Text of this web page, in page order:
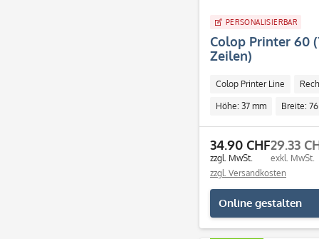
PERSONALISIERBAR
Colop Printer 60
Zeilen)
Colop Printer Line
Höhe: 37 mm Breite:
Individuell
34.90 CHF
zzgl. MwSt.
29.33
exkl. MwSt.
zzgl. Versandkosten
Online gestalten